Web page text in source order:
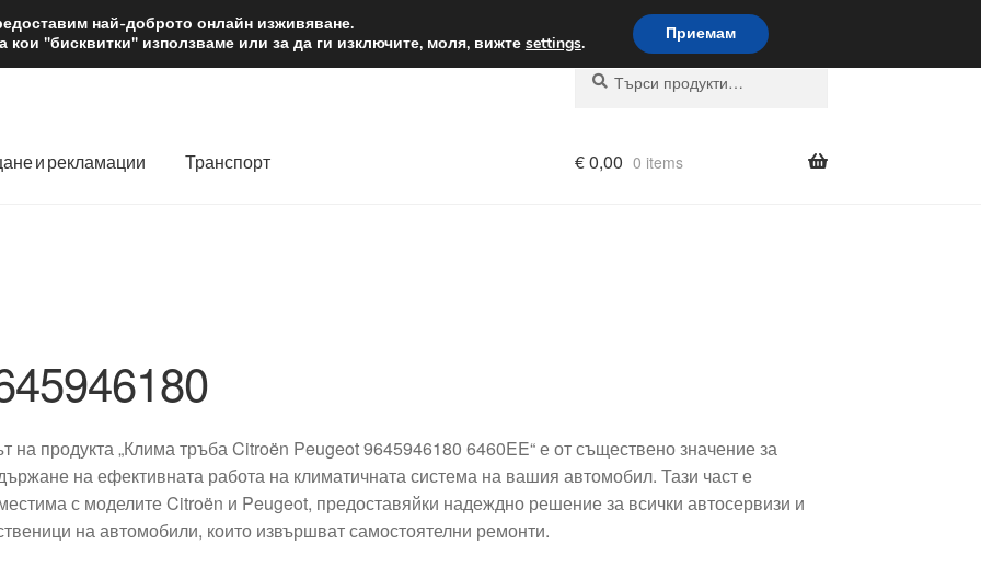
лв. Доставка по целия свят
Търсене
Търсене
и рекламации Транспорт €0,00 0 items
на продукта „Клима тръба Citroën Peugeot 9645946180 6460EE“ е от съществено значение за
на ефективната работа на климатичната система на вашия автомобил. Тази част е
с моделите Citroën и Peugeot, предоставяйки надеждно решение за всички автосервизи и
на автомобили, които извършват самостоятелни ремонти.
най-доброто онлайн изживяване.
"бисквитки" използваме или за да ги изключите, моля, вижте settings. Приемам